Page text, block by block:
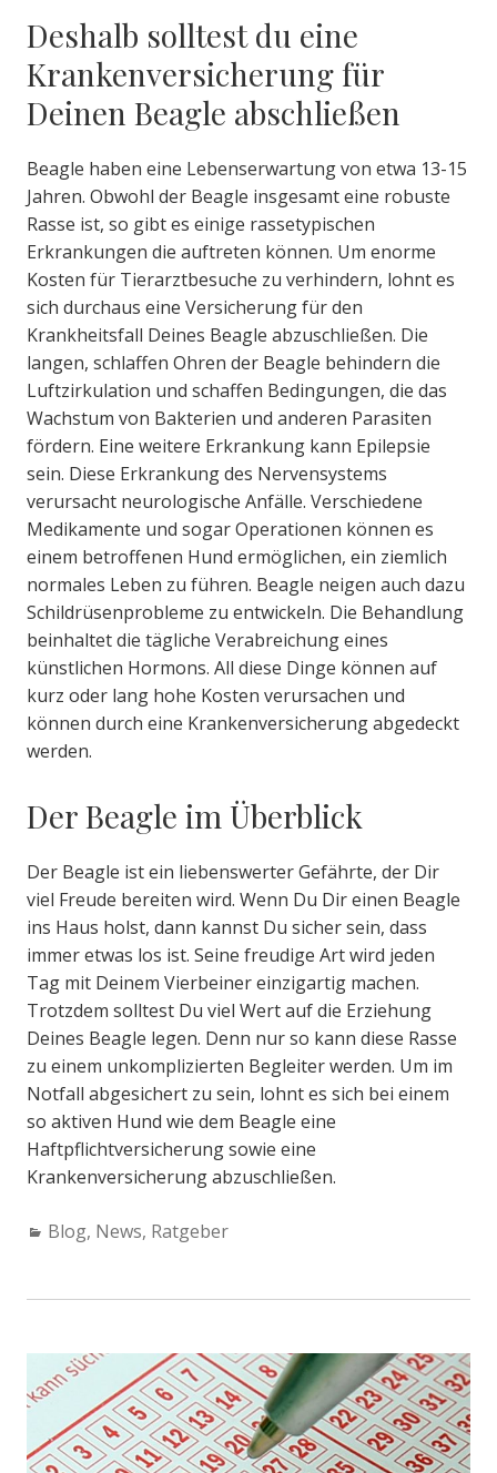
Deshalb solltest du eine
Krankenversicherung für
Deinen Beagle abschließen
Beagle haben eine Lebenserwartung von etwa 13-15
Jahren. Obwohl der Beagle insgesamt eine robuste
Rasse ist, so gibt es einige rassetypischen
Erkrankungen die auftreten können. Um enorme
Kosten für Tierarztbesuche zu verhindern, lohnt es
sich durchaus eine Versicherung für den
Krankheitsfall Deines Beagle abzuschließen. Die
langen, schlaffen Ohren der Beagle behindern die
Luftzirkulation und schaffen Bedingungen, die das
Wachstum von Bakterien und anderen Parasiten
fördern. Eine weitere Erkrankung kann Epilepsie
sein. Diese Erkrankung des Nervensystems
verursacht neurologische Anfälle. Verschiedene
Medikamente und sogar Operationen können es
einem betroffenen Hund ermöglichen, ein ziemlich
normales Leben zu führen. Beagle neigen auch dazu
Schildrüsenprobleme zu entwickeln. Die Behandlung
beinhaltet die tägliche Verabreichung eines
künstlichen Hormons. All diese Dinge können auf
kurz oder lang hohe Kosten verursachen und
können durch eine Krankenversicherung abgedeckt
werden.
Der Beagle im Überblick
Der Beagle ist ein liebenswerter Gefährte, der Dir
viel Freude bereiten wird. Wenn Du Dir einen Beagle
ins Haus holst, dann kannst Du sicher sein, dass
immer etwas los ist. Seine freudige Art wird jeden
Tag mit Deinem Vierbeiner einzigartig machen.
Trotzdem solltest Du viel Wert auf die Erziehung
Deines Beagle legen. Denn nur so kann diese Rasse
zu einem unkomplizierten Begleiter werden. Um im
Notfall abgesichert zu sein, lohnt es sich bei einem
so aktiven Hund wie dem Beagle eine
Haftpflichtversicherung sowie eine
Krankenversicherung abzuschließen.
Categories:
Blog, News, Ratgeber